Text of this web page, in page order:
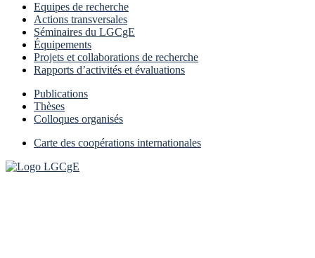
Equipes de recherche
Actions transversales
Séminaires du LGCgE
Équipements
Projets et collaborations de recherche
Rapports d’activités et évaluations
Publications
Thèses
Colloques organisés
Carte des coopérations internationales